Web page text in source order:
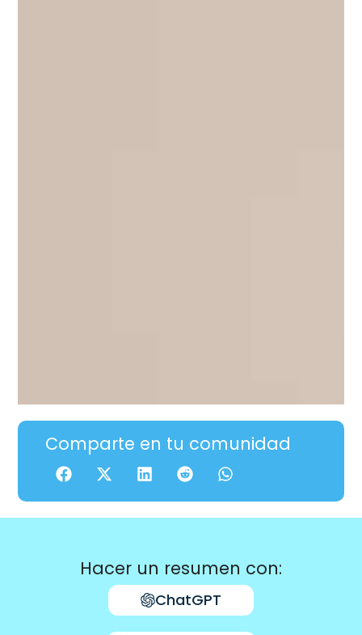
Comparte en tu comunidad
Hacer un resumen con:
ChatGPT